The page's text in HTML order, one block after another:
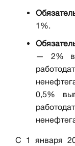
1%.
— 2%
0,5%
C 1 января